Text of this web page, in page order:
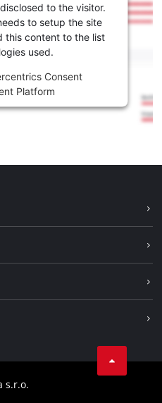
to the visitor.
to setup the site
this content to the list
used.
Consent
Platform
s.r.o.